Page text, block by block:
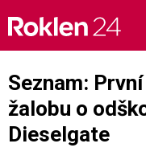
content
Seznam:
žalobu o
Dieselgate